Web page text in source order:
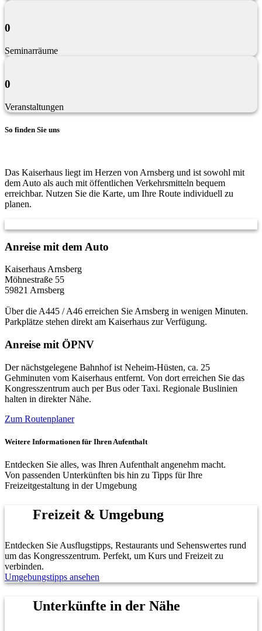
0
Seminarräume
0
Veranstaltungen
So finden Sie uns
Das Kaiserhaus liegt im Herzen von Arnsberg und ist sowohl mit
dem Auto als auch mit öffentlichen Verkehrsmitteln bequem
erreichbar. Nutzen Sie die Karte, um Ihre Route individuell zu
planen.
Anreise mit dem Auto
Kaiserhaus Arnsberg
Möhnestraße 55
59821 Arnsberg
Über die A445 / A46 erreichen Sie Arnsberg in wenigen Minuten.
Parkplätze stehen direkt am Kaiserhaus zur Verfügung.
Anreise mit ÖPNV
Der nächstgelegene Bahnhof ist Neheim-Hüsten, ca. 25
Gehminuten vom Kaiserhaus entfernt. Von dort erreichen Sie das
Kongresszentrum auch per Bus oder Taxi. Regionale Buslinien
halten in direkter Nähe.
Zum Routenplaner
Weitere Informationen für Ihren Aufenthalt
Entdecken Sie alles, was Ihren Aufenthalt angenehm macht.
Von passenden Unterkünften bis hin zu Tipps für Ihre
Freizeitgestaltung in der Umgebung
Freizeit & Umgebung
Entdecken Sie Ausflugstipps, Restaurants und Sehenswertes rund
um das Kongresszentrum. Perfekt, um Kurs und Freizeit zu
verbinden.
Umgebungstipps ansehen
Unterkünfte in der Nähe